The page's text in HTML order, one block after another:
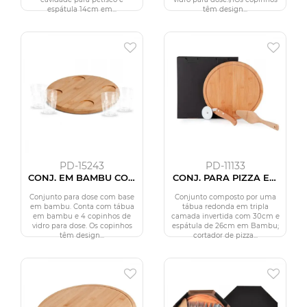
espátula 14cm em...
têm design...
PD-15243
CONJ. EM BAMBU COM
PÇS
Conjunto para dose com base
em bambu. Conta com tábua
em bambu e 4 copinhos de
vidro para dose. Os copinhos
têm design...
PD-11133
CONJ. PARA PIZZA EM
3 PÇS
Conjunto composto por uma
tábua redonda em tripla
camada invertida com 30cm e
espátula de 26cm em Bambu;
cortador de pizza...